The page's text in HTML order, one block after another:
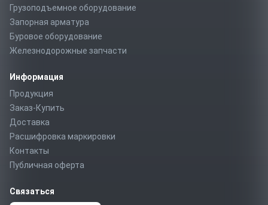
Грузоподъемное оборудование
Запорная арматура
Буровое оборудование
Железнодорожные запчасти
Информация
Продукция
Заказ-Купить
Доставка
Расшифровка маркировки
Контакты
Публичная оферта
Связаться